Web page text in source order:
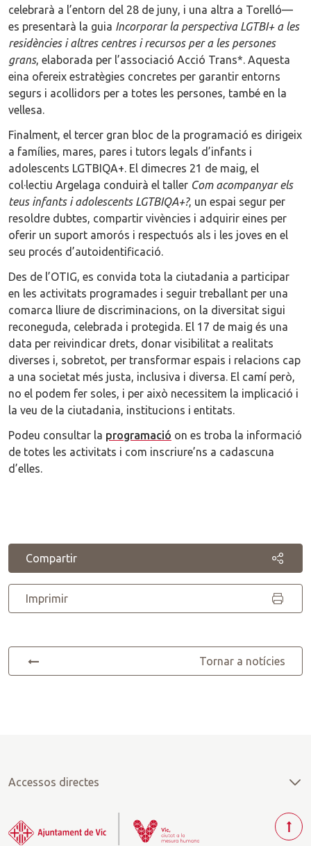
celebrarà a l’entorn del 28 de juny, i una altra a Torelló—
es presentarà la guia Incorporar la perspectiva LGTBI+ a les
residències i altres centres i recursos per a les persones
grans, elaborada per l’associació Acció Trans*. Aquesta
eina ofereix estratègies concretes per garantir entorns
segurs i acollidors per a totes les persones, també en la
vellesa.
Finalment, el tercer gran bloc de la programació es dirigeix
a famílies, mares, pares i tutors legals d’infants i
adolescents LGTBIQA+. El dimecres 21 de maig, el
col·lectiu Argelaga conduirà el taller Com acompanyar els
teus infants i adolescents LGTBIQA+?, un espai segur per
resoldre dubtes, compartir vivències i adquirir eines per
oferir un suport amorós i respectuós als i les joves en el
seu procés d’autoidentificació.
Des de l’OTIG, es convida tota la ciutadania a participar
en les activitats programades i seguir treballant per una
comarca lliure de discriminacions, on la diversitat sigui
reconeguda, celebrada i protegida. El 17 de maig és una
data per reivindicar drets, donar visibilitat a realitats
diverses i, sobretot, per transformar espais i relacions cap
a una societat més justa, inclusiva i diversa. El camí però,
no el podem fer soles, i per això necessitem la implicació i
la veu de la ciutadania, institucions i entitats.
Podeu consultar la programació on es troba la informació
de totes les activitats i com inscriure’ns a cadascuna
d’elles.
Compartir
Imprimir
Tornar a notícies
Accessos directes
T